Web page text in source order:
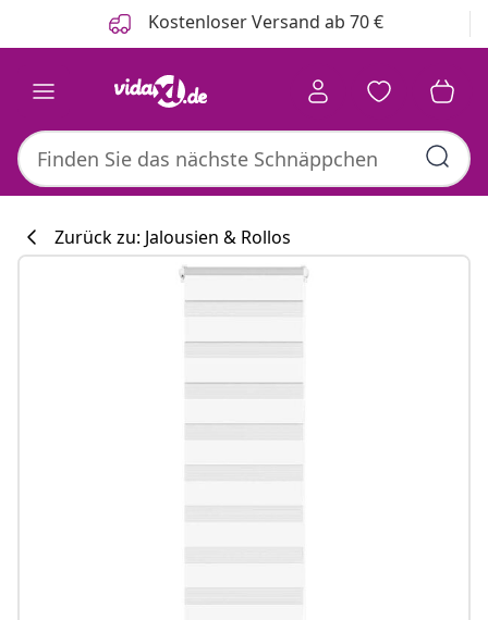
Kostenloser Versand ab 70 €
Zurück zu: Jalousien & Rollos